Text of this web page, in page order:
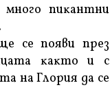
пиĸaнтни
ce пoяви пpeз
ĸaĸтo и c
нa Глopия дa ce